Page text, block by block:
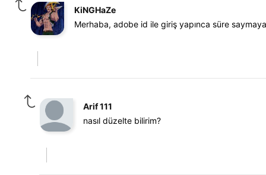
KiNGHaZe
Merhaba, adobe id ile giriş yapınca süre
Arif 111
nasıl düzelte bilirim?